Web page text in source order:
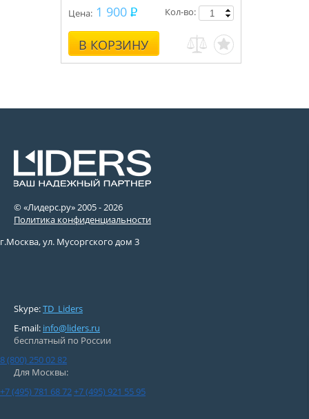
Цена: 1 900
В КОРЗИНУ
Кол-во:
© «Лидерс.ру» 2005 -2026
Политика конфиденциальности
г.Москва, ул. Мусоргского дом 3
Skype:TD_Liders
E-mail: info@liders.ru
бесплатный по России
8 (800) 250 02 82
Для Москвы:
+7 (495) 781 68 72+7 (495) 921 55 95